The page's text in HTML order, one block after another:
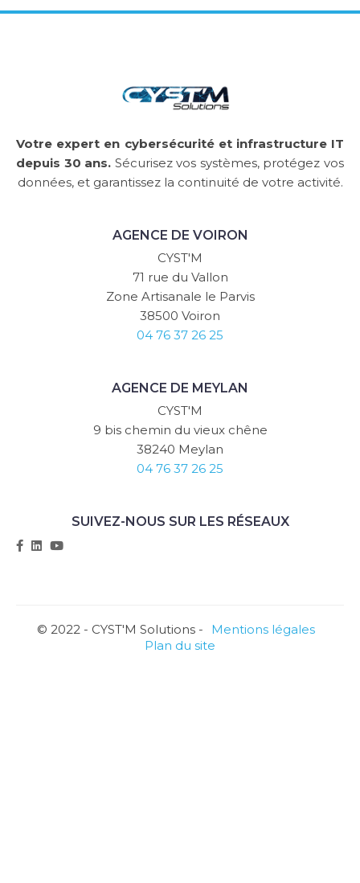
Votre expert en cybersécurité et infrastructure IT
depuis 30 ans. Sécurisez vos systèmes, protégez vos
données, et garantissez la continuité de votre activité.
AGENCE DE VOIRON
CYST'M
71 rue du Vallon
Zone Artisanale le Parvis
38500 Voiron
04 76 37 26 25
AGENCE DE MEYLAN
CYST'M
9 bis chemin du vieux chêne
38240 Meylan
04 76 37 26 25
SUIVEZ-NOUS SUR LES RÉSEAUX
© 2022 - CYST'M Solutions -
Mentions légales
Plan du site